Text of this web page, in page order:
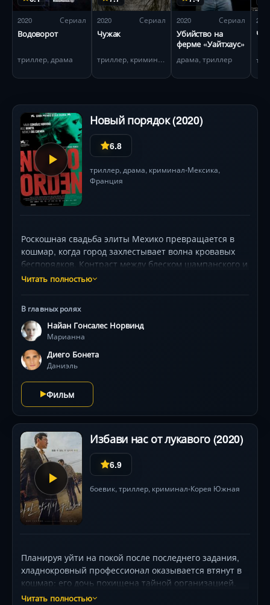
2020 Сериал
Водоворот
триллер, драма
2020 Сериал
Чужак
2020 Сериал
Убийство на
ферме «Уайтхаус»
драма, триллер
2020
Новый порядок (2020)
6.8
триллер, драма, криминал•Мексика,
Франция
Роскошная свадьба элиты Мехико превращается в
кошмар, когда город захлестывает волна кровавых
беспорядков. Контраст между блеском шампанского и
зелёной краской революции, выстрелами и криками
триллер держит в напряжении до последнего кадра,
исследуя пропасть между классами через призму
личных драм.
Читать полностью
В главных ролях
Найан Гонсалес Норвинд
Марианна
Диего Бонета
Даниэль
Фильм
Избави нас от лукавого (2020)
6.9
боевик, триллер, криминал•Корея Южная
Планируя уйти на покой после последнего задания,
хладнокровный профессионал оказывается втянут в
кошмар: его дочь похищена тайной организацией.
Теперь ему предстоит пройти адские круги Бангкока
Читать полностью